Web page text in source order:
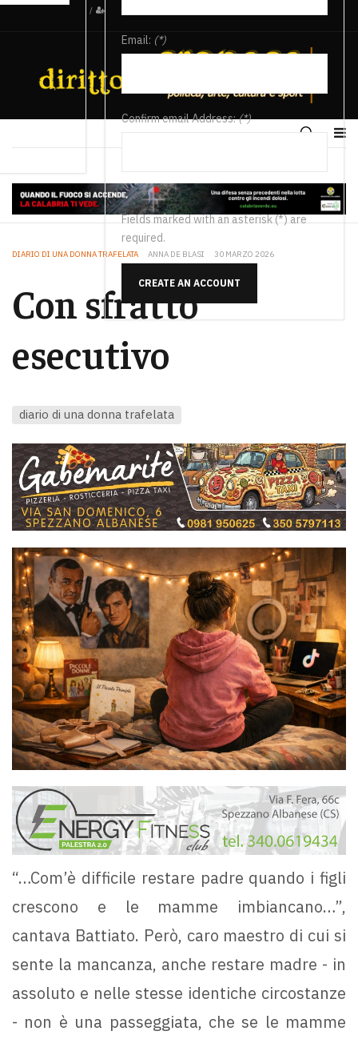
/
Email: (*)
Confirm email Address:(*)
Fields marked with an asterisk (*) are
required.
CREATE AN ACCOUNT
DIARIO DI UNA DONNA TRAFELATA ANNA DE BLASI 30 MARZO 2026
Con sfratto
esecutivo
diario di una donna trafelata
“…Com’è difficile restare padre quando i figli
crescono e le mamme imbiancano…”,
cantava Battiato. Però, caro maestro di cui si
sente la mancanza, anche restare madre - in
assoluto e nelle stesse identiche circostanze
- non è una passeggiata, che se le mamme